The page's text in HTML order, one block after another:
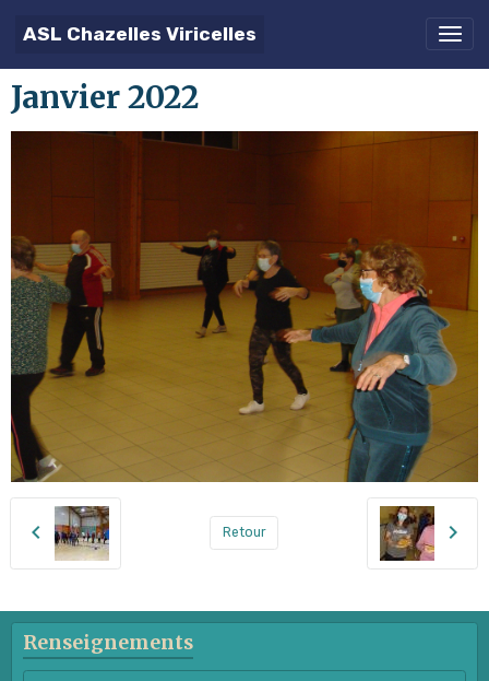
ASL Chazelles Viricelles
Janvier 2022
Retour
Renseignements